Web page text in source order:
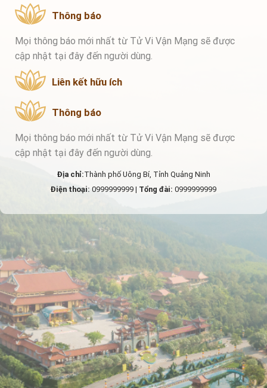
Thông báo
Mọi thông báo mới nhất từ Tử Vi Vận Mạng sẽ được
cập nhật tại đây đến người dùng.
Liên kết hữu ích
Thông báo
Mọi thông báo mới nhất từ Tử Vi Vận Mạng sẽ được
cập nhật tại đây đến người dùng.
Địa chỉ:Thành phố Uông Bí, Tỉnh Quảng Ninh
Điện thoại: 0999999999 | Tổng đài: 0999999999